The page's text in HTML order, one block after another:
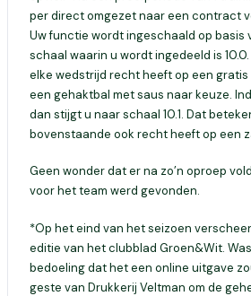
per direct omgezet naar een contract
Uw functie wordt ingeschaald op basis
schaal waarin u wordt ingedeeld is
elke wedstrijd recht heeft op een gratis
een gehaktbal met saus naar keuze.
dan stijgt u naar schaal 10.1. Dat
bovenstaande ook recht heeft op een
Geen wonder dat er na zo’n oproep
voor het team werd gevonden.
*Op het eind van het seizoen
editie van het clubblad Groen&Wit.
bedoeling dat het een online uitgave
geste van Drukkerij Veltman om de